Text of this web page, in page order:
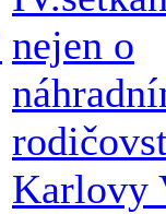
nejen o
Karlovy